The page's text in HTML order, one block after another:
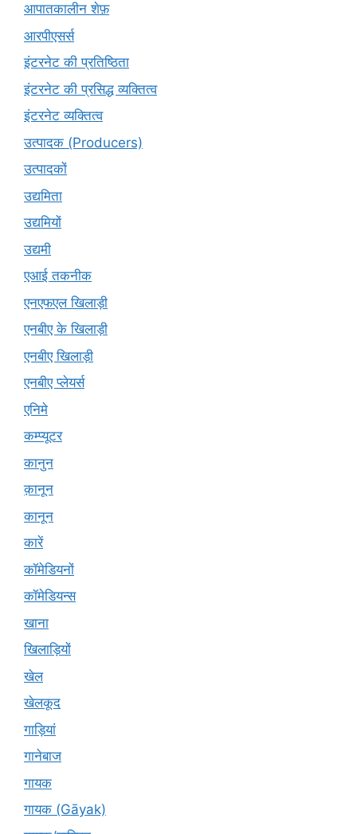
आपातकालीन शेफ़
आरपीएसर्स
इंटरनेट की प्रतिष्ठिता
इंटरनेट की प्रसिद्ध व्यक्तित्व
इंटरनेट व्यक्तित्व
उत्पादक (Producers)
उत्पादकों
उद्यमिता
उद्यमियों
उद्यमी
एआई तकनीक
एनएफएल खिलाड़ी
एनबीए के खिलाड़ी
एनबीए खिलाड़ी
एनबीए प्लेयर्स
एनिमे
कम्प्यूटर
कानुन
क़ानून
कानून
कारें
कॉमेडियनों
कॉमेडियन्स
खाना
खिलाड़ियों
खेल
खेलकूद
गाड़ियां
गानेबाज
गायक
गायक (Gāyak)